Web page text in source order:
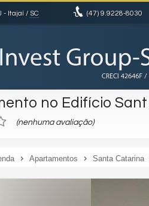
- Itajaí / SC (47) 9.9228-8030
no Edifício
(nenhuma avaliação)
Apartamentos Santa Catarina